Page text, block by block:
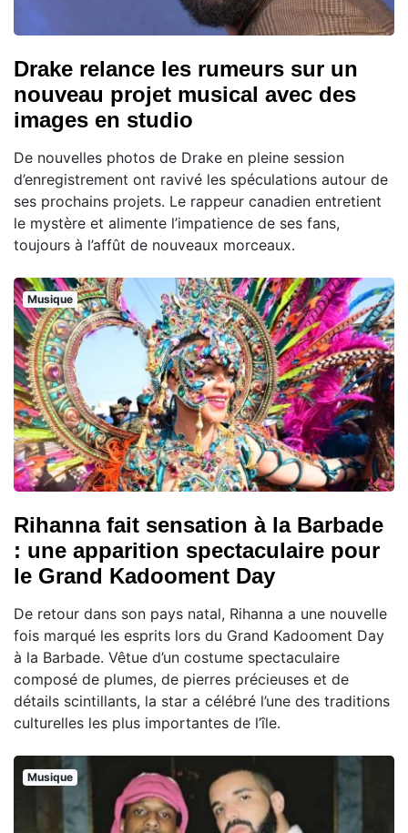
Drake relance les rumeurs sur un
nouveau projet musical avec des
images en studio
De nouvelles photos de Drake en pleine session
d’enregistrement ont ravivé les spéculations autour de
ses prochains projets. Le rappeur canadien entretient
le mystère et alimente l’impatience de ses fans,
toujours à l’affût de nouveaux morceaux.
Musique
Rihanna fait sensation à la Barbade
: une apparition spectaculaire pour
le Grand Kadooment Day
De retour dans son pays natal, Rihanna a une nouvelle
fois marqué les esprits lors du Grand Kadooment Day
à la Barbade. Vêtue d’un costume spectaculaire
composé de plumes, de pierres précieuses et de
détails scintillants, la star a célébré l’une des traditions
culturelles les plus importantes de l’île.
Musique